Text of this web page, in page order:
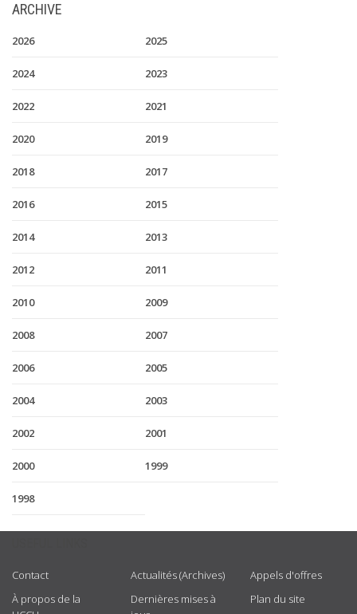
ARCHIVE
2026 2025
2024 2023
2022 2021
2020 2019
2018 2017
2016 2015
2014 2013
2012 2011
2010 2009
2008 2007
2006 2005
2004 2003
2002 2001
2000 1999
1998
Contact
À propos de la
Actualités (Archives)
Dernières mises à
Appels d'offres
Plan du site